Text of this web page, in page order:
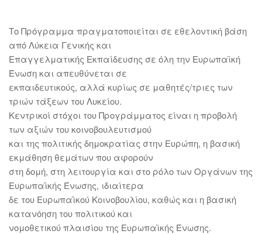
Το Πρόγραμμα πραγματοποιείται σε εθελοντική βάση
από Λύκεια Γενικής και
Επαγγελματικής Εκπαίδευσης σε όλη την Ευρωπαϊκή
Ένωση και απευθύνεται σε
εκπαιδευτικούς, αλλά κυρίως σε μαθητές/τριες των
τριών τάξεων του Λυκείου.
Κεντρικοί στόχοι του Προγράμματος είναι η προβολή
των αξιών του κοινοβουλευτισμού
και της πολιτικής δημοκρατίας στην Ευρώπη, η βασική
εκμάθηση θεμάτων που αφορούν
στη δομή, στη λειτουργία και στο ρόλο των Οργάνων της
Ευρωπαϊκής Ένωσης, ιδιαίτερα
δε του Ευρωπαϊκού Κοινοβουλίου, καθώς και η βασική
κατανόηση του πολιτικού και
νομοθετικού πλαισίου της Ευρωπαϊκής Ένωσης.